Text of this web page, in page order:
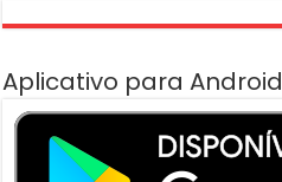
Aplicativo para Android